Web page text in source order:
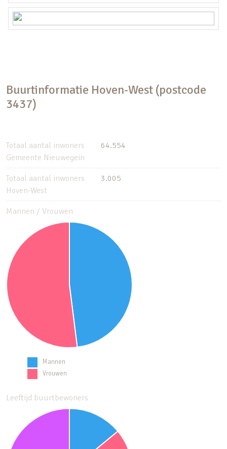
Buurtinformatie Hoven-West (postcode
3437)
Totaal aantal inwoners
Gemeente Nieuwegein
64.554
Totaal aantal inwoners
Hoven-West
3.005
Mannen / Vrouwen
Mannen
Vrouwen
Leeftijd buurtbewoners